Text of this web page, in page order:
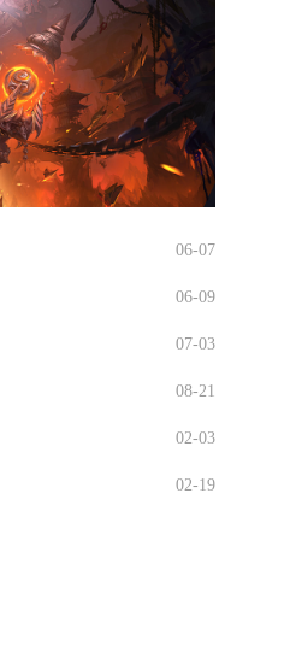
06-07
06-09
07-03
08-21
02-03
02-19